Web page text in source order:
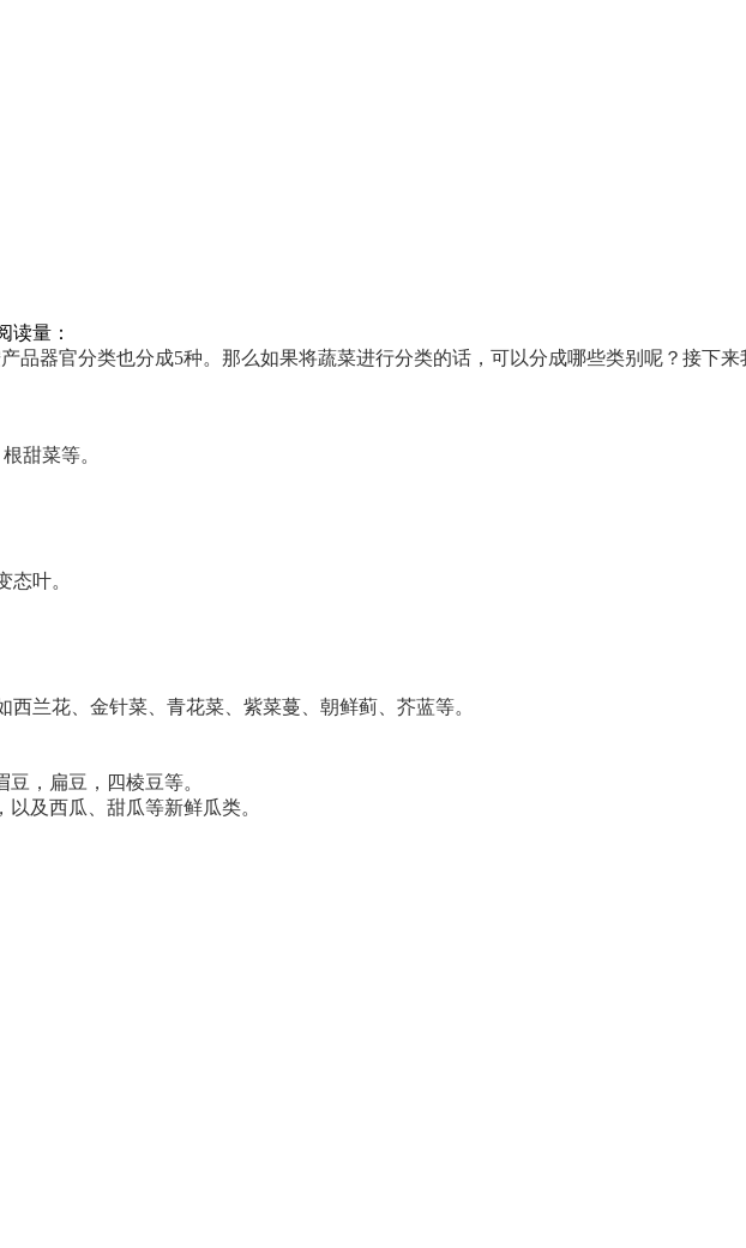
读量：
器官分类也分成5种。那么如果将蔬菜进行分类的话，可以分成哪些类别呢？接下来
甜菜等。
叶。
兰花、金针菜、青花菜、紫菜蔓、朝鲜蓟、芥蓝等。
，扁豆，四棱豆等。
及西瓜、甜瓜等新鲜瓜类。